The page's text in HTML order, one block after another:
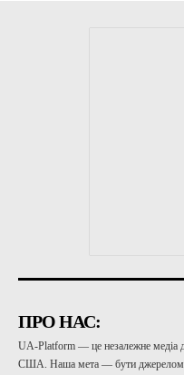
ПРО НАС:
UA-Platform — це незалежне медіа
США. Наша мета — бути джерелом